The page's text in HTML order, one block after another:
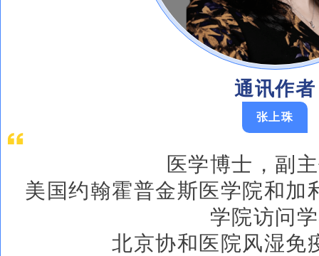
通讯作者
张上珠
医学博士，副
美国约翰霍普金斯医学院和加
学院访问
北京协和医院风湿免